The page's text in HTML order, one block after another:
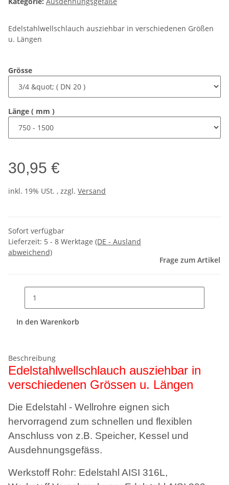
Edelstahlwellschlauch ausziehbar in verschiedenen Größen
u. Längen
Grösse
Länge ( mm )
30,95 €
inkl. 19% USt. , zzgl. Versand
Sofort verfügbar
Lieferzeit: 5 - 8 Werktage (DE - Ausland
abweichend)
Frage zum Artikel
In den Warenkorb
Beschreibung
Edelstahlwellschlauch ausziehbar in
verschiedenen Grössen u. Längen
Die Edelstahl - Wellrohre eignen sich
hervorragend zum schnellen und flexiblen
Anschluss von z.B. Speicher, Kessel und
Ausdehnungsgefäss.
Werkstoff Rohr: Edelstahl AISI 316L,